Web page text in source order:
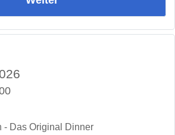
- Das Original Dinner